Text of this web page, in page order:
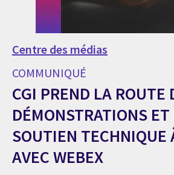
Centre des médias
COMMUNIQUÉ
CGI PREND LA ROUTE
DÉMONSTRATIONS ET
SOUTIEN TECHNIQUE
AVEC WEBEX